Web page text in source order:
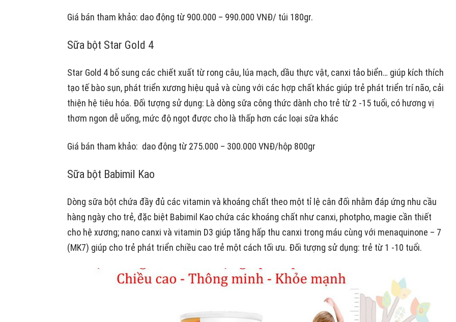
Giá bán tham khảo: dao động từ 900.000 – 990.000 VNĐ/ túi 180gr.
Sữa bột Star Gold 4
Star Gold 4 bổ sung các chiết xuất từ rong câu, lúa mạch, dầu thực vật, canxi tảo biển… giúp kích thích
tạo tế bào sụn, phát triển xương hiệu quả và cùng với các hợp chất khác giúp trẻ phát triển trí não, cải
thiện hệ tiêu hóa. Đối tượng sử dụng: Là dòng sữa công thức dành cho trẻ từ 2 -15 tuổi, có hương vị
thơm ngon dễ uống, mức độ ngọt được cho là thấp hơn các loại sữa khác
Giá bán tham khảo: dao động từ 275.000 – 300.000 VNĐ/hộp 800gr
Sữa bột Babimil Kao
Dòng sữa bột chứa đầy đủ các vitamin và khoáng chất theo một tỉ lệ cân đối nhằm đáp ứng nhu cầu
hàng ngày cho trẻ, đặc biệt Babimil Kao chứa các khoáng chất như canxi, photpho, magie cần thiết
cho hệ xương; nano canxi và vitamin D3 giúp tăng hấp thu canxi trong máu cùng với menaquinone – 7
(MK7) giúp cho trẻ phát triển chiều cao trẻ một cách tối ưu. Đối tượng sử dụng: trẻ từ 1 -10 tuổi.